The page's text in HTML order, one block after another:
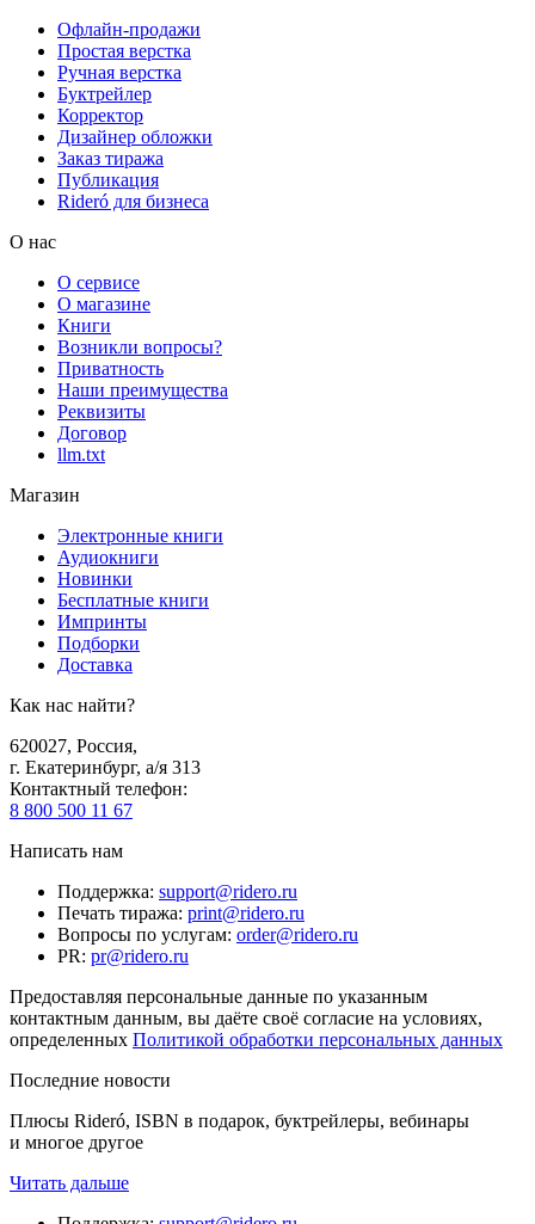
Офлайн-продажи
Простая верстка
Ручная верстка
Буктрейлер
Корректор
Дизайнер обложки
Заказ тиража
Публикация
Rideró для бизнеса
О нас
О сервисе
О магазине
Книги
Возникли вопросы?
Приватность
Наши преимущества
Реквизиты
Договор
llm.txt
Магазин
Электронные книги
Аудиокниги
Новинки
Бесплатные книги
Импринты
Подборки
Доставка
Как нас найти?
620027, Россия,
г. Екатеринбург, а/я 313
Контактный телефон:
8 800 500 11 67
Написать нам
Поддержка: support@ridero.ru
Печать тиража: print@ridero.ru
Вопросы по услугам: order@ridero.ru
PR: pr@ridero.ru
Предоставляя персональные данные по указанным
контактным данным, вы даёте своё согласие на условиях,
определенных Политикой обработки персональных данных
Последние новости
Плюсы Rideró, ISBN в подарок, буктрейлеры, вебинары
и многое другое
Читать дальше